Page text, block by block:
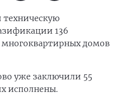
техническую
136
домов
уже заключили 55
исполнены.